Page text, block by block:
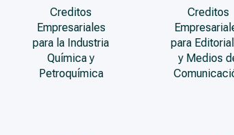
Creditos
Empresariales
para la Industria
Química y
Petroquímica
Creditos
para
y Medios